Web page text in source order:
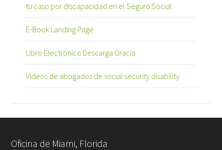
tu caso por discapacidad en el Seguro Social
E-Book Landing Page
Libro Electrónico Descarga Gracia
Vídeos de abogados de social security disability
Oficina de Miami, Florida